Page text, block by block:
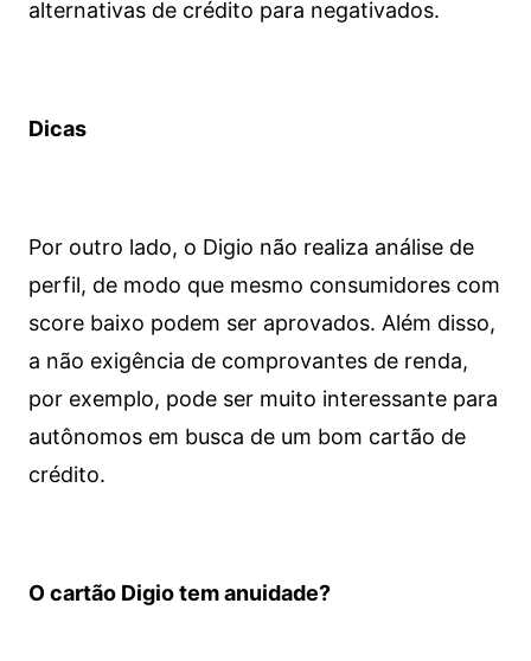
alternativas de crédito para negativados.
Dicas
Por outro lado, o Digio não realiza análise de
perfil, de modo que mesmo consumidores com
score baixo podem ser aprovados. Além disso,
a não exigência de comprovantes de renda,
por exemplo, pode ser muito interessante para
autônomos em busca de um bom cartão de
crédito.
O cartão Digio tem anuidade?